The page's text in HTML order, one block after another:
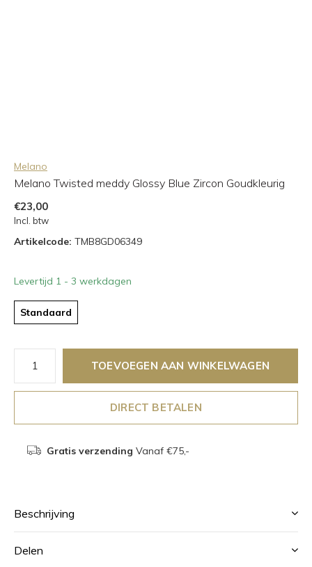
Melano
Melano Twisted meddy Glossy Blue Zircon Goudkleurig
€23,00
Incl. btw
Artikelcode: TMB8GD06349
Levertijd 1 - 3 werkdagen
Standaard
TOEVOEGEN AAN WINKELWAGEN
DIRECT BETALEN
Gratis verzending Vanaf €75,-
Beschrijving
Delen